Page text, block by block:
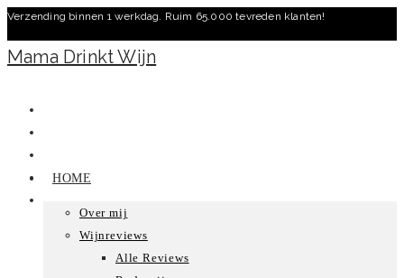
Ga
naar
inhoud
Verzending binnen 1 werkdag. Ruim 65.000 tevreden klanten!
Mama Drinkt Wijn
HOME
Over mij
Wijnreviews
Alle Reviews